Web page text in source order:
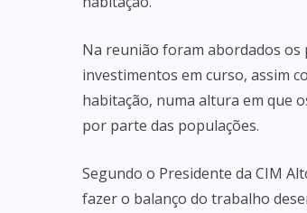
Na reunião foram abordados os
investimentos em curso, assim
habitação, numa altura em que
por parte das populações.
Segundo o Presidente da CIM
fazer o balanço do trabalho